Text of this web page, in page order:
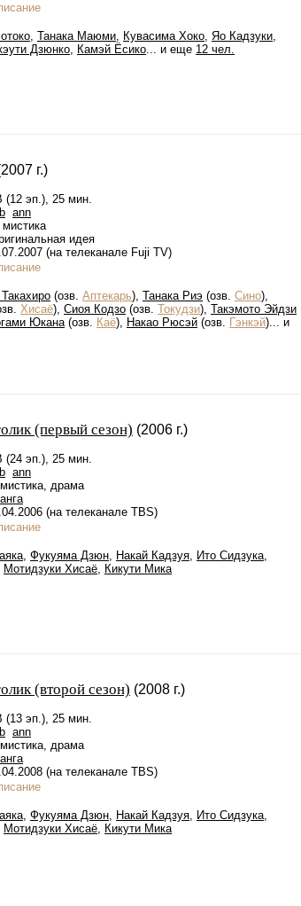
, Танака Маюми, Кувасима Хоко, Яо Кадзуки,
Дзюнко, Камэй Ёсико... и еще 12 чел.
г.)
эп.), 25 мин.
ann
идея
(на телеканале Fuji TV)
(озв. Аптекарь), Танака Риэ (озв. Сино),
Хисаё), Сиоя Кодзо (озв. Токудзи), Такэмото Эйдзи
Юкана(озв. Каё), Накао Рюсэй (озв. Гэнкэй)... и
(первый сезон) (2006 г.)
эп.), 25 мин.
ann
драма
(на телеканале TBS)
, Фукуяма Дзюн, Накай Кадзуя, Ито Сидзука,
Мотидзуки Хисаё, Кикути Мика
(второй сезон) (2008 г.)
эп.), 25 мин.
ann
драма
(на телеканале TBS)
, Фукуяма Дзюн, Накай Кадзуя, Ито Сидзука,
Мотидзуки Хисаё, Кикути Мика